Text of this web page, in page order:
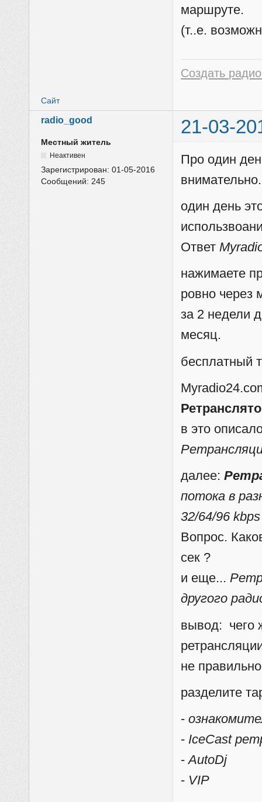
маршруте.
(т..е.
Создать
Сайт
radio_good 21-03-
Местный житель
Неактивен
Зарегистрирован:01-05-2016
Сообщений:245
Про один
внимательно.
один день
Ответ
нажимаете
ровно через
за 2 недели
месяц.
бесплатный
в это
далее:
потока в
32/64/96
Вопрос.
сек ?
и еще...
другого
вывод: чего
не
разделите
-
- IceCast
-AutoDj
- VIP